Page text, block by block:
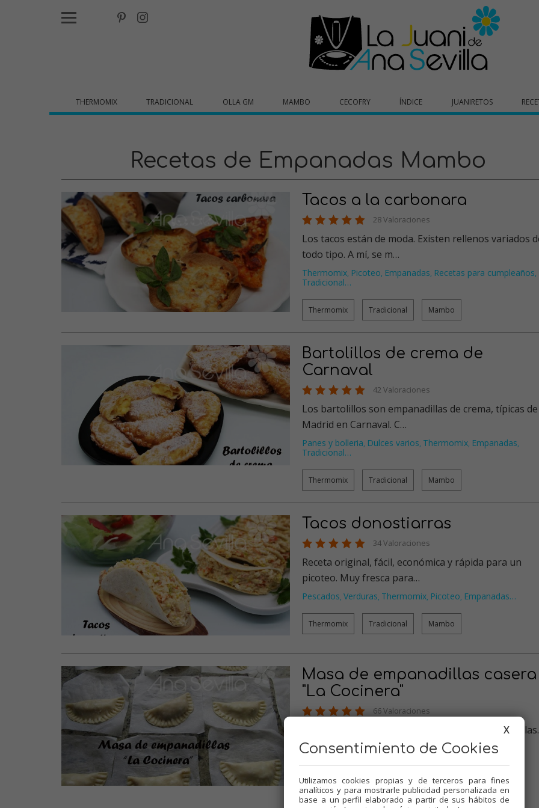
THERMOMIX TRADICIONAL OLLA GM MAMBO CECOFRY ÍNDICE JUANIRETOS
Recetas de Empanadas Mambo
Tacos a la carbonara
28 Valoraciones
Los tacos están de moda. Existen rellenos variados
todo tipo. A mí, se m…
Thermomix, Picoteo, Empanadas, Recetas para cumpleaños,
Tradicional…
Thermomix Tradicional Mambo
Bartolillos de crema de
Carnaval
42 Valoraciones
Los bartolillos son empanadillas de crema, típicas de
Madrid en Carnaval. C…
Panes y bolleria, Dulces varios, Thermomix, Empanadas,
Tradicional…
Thermomix Tradicional Mambo
Tacos donostiarras
34 Valoraciones
Receta original, fácil, económica y rápida para un
picoteo. Muy fresca para…
Pescados, Verduras, Thermomix, Picoteo, Empanadas…
Thermomix Tradicional Mambo
Masa de empanadillas casera
"La Cocinera"
66 Valoraciones
Con 4 ingredientes, masa de obleas de empanadillas.
Están hasta mas ricas q…
Thermomix,Empanadas,Tradicional,Mambo
Thermomix Tradicional Mambo
X
Consentimiento de Cookies
Utilizamos cookies propias y de terceros para fines
analíticos y para mostrarle publicidad personalizada en
base a un perfil elaborado a partir de sus hábitos de